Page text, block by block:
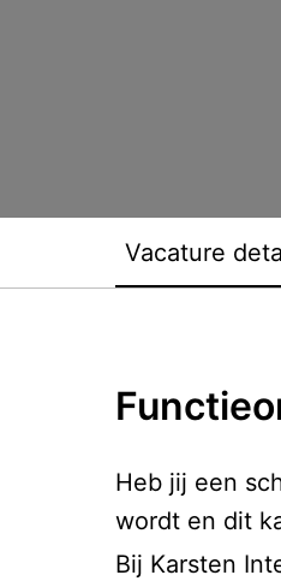
Vacature
Heb jij een
wordt en dit
Bij Karsten